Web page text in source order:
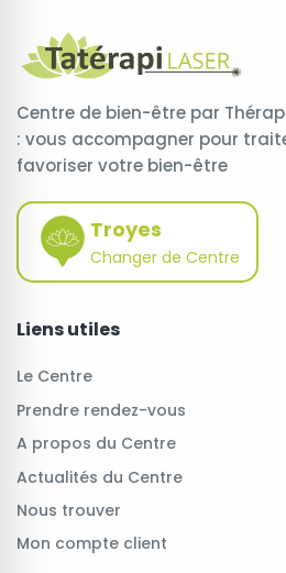
Centre de bien-être par
: vous accompagner pour
favoriser votre bien-être
Troyes
Changer de Centre
Liens utiles
Le Centre
Prendre rendez-vous
A propos du Centre
Actualités du Centre
Nous trouver
Mon compte client